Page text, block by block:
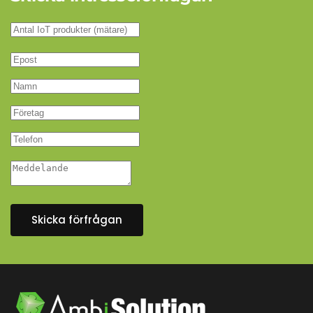
Skicka förfrågan